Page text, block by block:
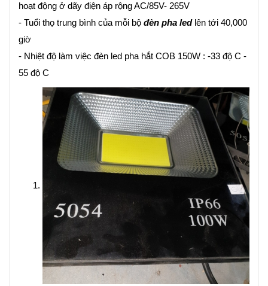
hoạt động ở dãy điện áp rộng AC/85V- 265V
- Tuổi thọ trung bình của mỗi bộ đèn pha led lên tới 40,000
giờ
- Nhiệt độ làm việc đèn led pha hắt COB 150W : -33 độ C -
55 độ C